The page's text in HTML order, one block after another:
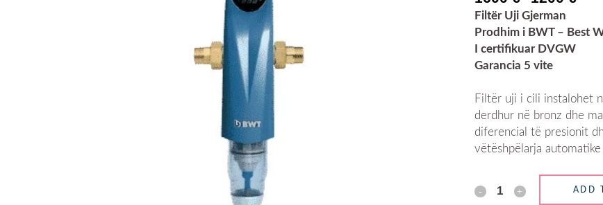
price
was:
1600 €.
is:
1200
Filtër Uji Gjerman
Prodhim i BWT – Best
I certifikuar DVGW
Garancia 5 vite
Filtër uji i cili instalohet
derdhur në bronz dhe
diferencial të presionit
vëtëshpëlarja
ADD